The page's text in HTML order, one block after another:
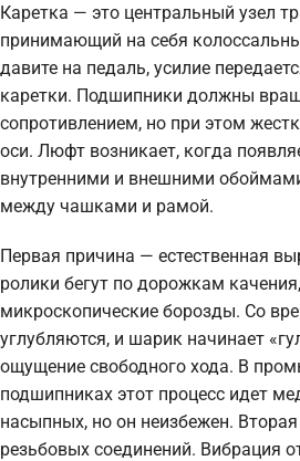
Каретка — это центральный узел
принимающий на себя
давите на педаль, усилие
каретки. Подшипники должны
сопротивлением, но при этом
оси. Люфт возникает, когда
внутренними и внешними
между чашками и рамой.
Первая причина — естественная
ролики бегут по дорожкам
микроскопические борозды. Со
углубляются, и шарик начинает
ощущение свободного хода. В
подшипниках этот процесс идет
насыпных, но он неизбежен.
резьбовых соединений. Вибрация